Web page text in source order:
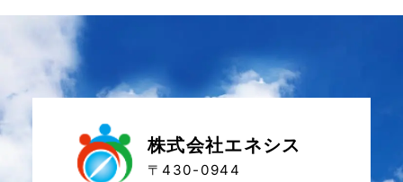
株式会社エネシス
〒430-0944